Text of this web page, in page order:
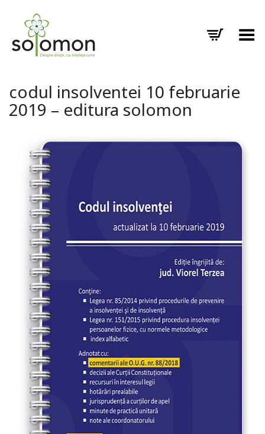
Toggle Menu
codul insolventei 10 februarie
2019 – editura solomon